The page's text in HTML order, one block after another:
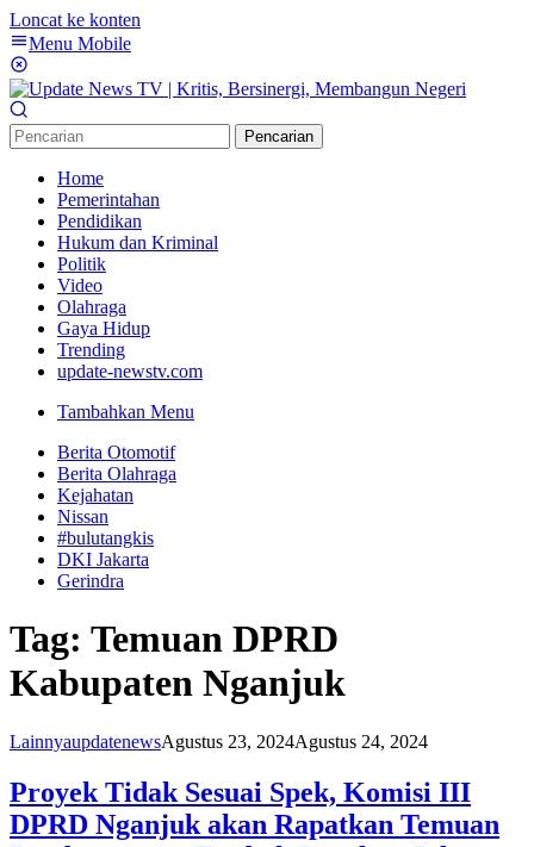
Loncat ke konten
Menu Mobile
Pencarian
Home
Pemerintahan
Pendidikan
Hukum dan Kriminal
Politik
Video
Olahraga
Gaya Hidup
Trending
update-newstv.com
Tambahkan Menu
Berita Otomotif
Berita Olahraga
Kejahatan
Nissan
#bulutangkis
DKI Jakarta
Gerindra
Tag: Temuan DPRD
Kabupaten Nganjuk
LainnyaupdatenewsAgustus 23, 2024Agustus 24, 2024
Proyek Tidak Sesuai Spek, Komisi III
DPRD Nganjuk akan Rapatkan Temuan